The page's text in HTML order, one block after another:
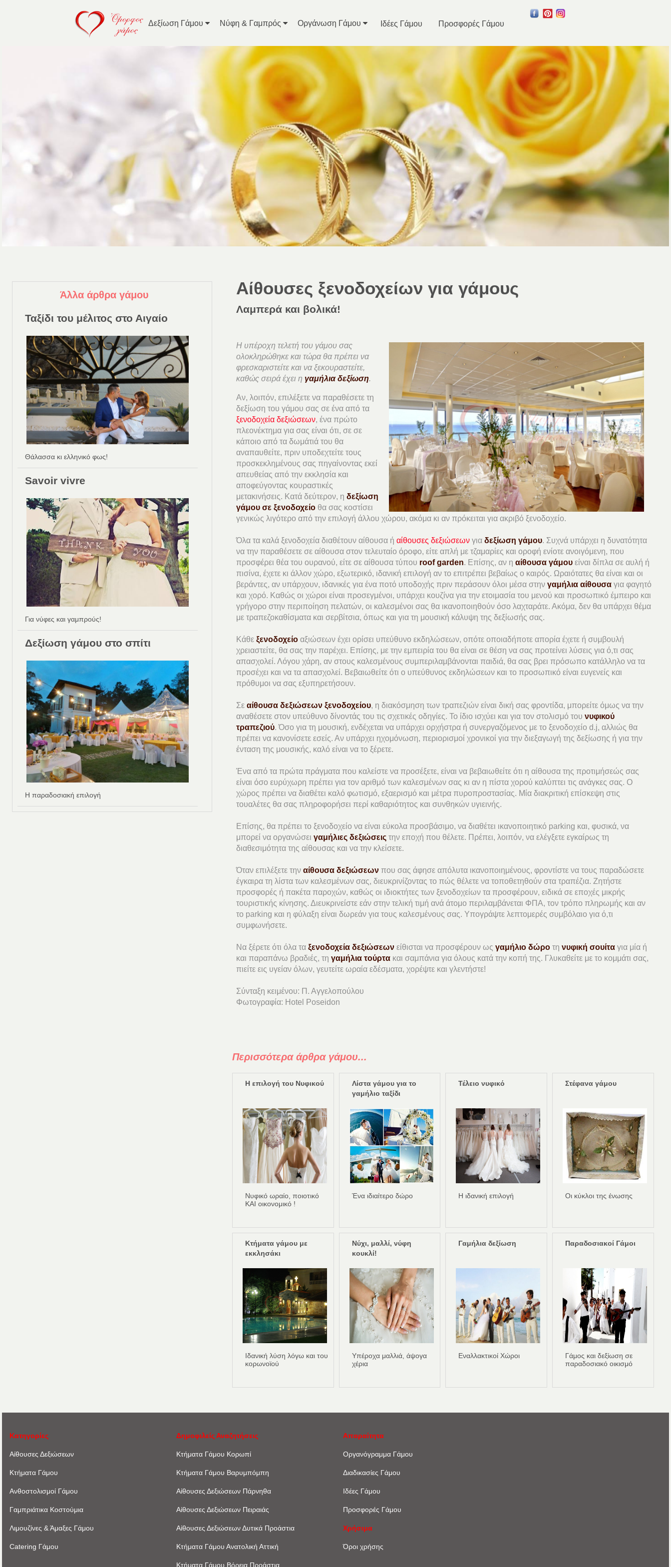
Δεξίωση Γάμου Νύφη & Γαμπρός Οργάνωση Γάμου Ιδέες Γάμου Προσφορές Γάμου
Αίθουσες ξενοδοχείων για γάμους
Λαμπερά και βολικά!
Η υπέροχη τελετή του γάμου σας
ολοκληρώθηκε και τώρα θα πρέπει να
φρεσκαριστείτε και να ξεκουραστείτε,
καθώς σειρά έχει η γαμήλια δεξίωση.
Αν, λοιπόν, επιλέξετε να παραθέσετε τη
δεξίωση του γάμου σας σε ένα από τα
ξενοδοχεία δεξιώσεων, ένα πρώτο
πλεονέκτημα για σας είναι ότι, σε σε
κάποιο από τα δωμάτιά του θα
αναπαυθείτε, πριν υποδεχτείτε τους
προσκεκλημένους σας πηγαίνοντας εκεί
απευθείας από την εκκλησία και
αποφεύγοντας κουραστικές
μετακινήσεις. Κατά δεύτερον, ηδεξίωση
γάμου σε ξενοδοχείο θα σας κοστίσει
γενικώς λιγότερο από την επιλογή άλλου χώρου, ακόμα κι αν πρόκειται για ακριβό ξενοδοχείο.
Όλα τα καλά ξενοδοχεία διαθέτουν αίθουσα ήαίθουσες δεξιώσεων γιαδεξίωση γάμου. Συχνά υπάρχει η δυνατότητα
να την παραθέσετε σε αίθουσα στον τελευταίο όροφο, είτε απλή με τζαμαρίες και οροφή ενίοτε ανοιγόμενη, που
προσφέρει θέα του ουρανού, είτε σε αίθουσα τύπου roof garden. Επίσης, αν ηαίθουσα γάμου είναι δίπλα σε αυλή ή
πισίνα, έχετε κι άλλον χώρο, εξωτερικό, ιδανική επιλογή αν το επιτρέπει βεβαίως ο καιρός. Ωραιότατες θα είναι και οι
βεράντες, αν υπάρχουν, ιδανικές για ένα ποτό υποδοχής πριν περάσουν όλοι μέσα στηνγαμήλια αίθουσα για φαγητό
και χορό. Καθώς οι χώροι είναι προσεγμένοι, υπάρχει κουζίνα για την ετοιμασία του μενού και προσωπικό έμπειρο και
γρήγορο στην περιποίηση πελατών, οι καλεσμένοι σας θα ικανοποιηθούν όσο λαχταράτε. Ακόμα, δεν θα υπάρχει θέμα
με τραπεζοκαθίσματα και σερβίτσια, όπως και για τη μουσική κάλυψη της δεξίωσής σας.
Κάθεξενοδοχείο αξιώσεων έχει ορίσει υπεύθυνο εκδηλώσεων, οπότε οποιαδήποτε απορία έχετε ή συμβουλή
χρειαστείτε, θα σας την παρέχει. Επίσης, με την εμπειρία του θα είναι σε θέση να σας προτείνει λύσεις για ό,τι σας
απασχολεί. Λόγου χάρη, αν στους καλεσμένους συμπεριλαμβάνονται παιδιά, θα σας βρει πρόσωπο κατάλληλο να τα
προσέχει και να τα απασχολεί. Βεβαιωθείτε ότι ο υπεύθυνος εκδηλώσεων και το προσωπικό είναι ευγενείς και
πρόθυμοι να σας εξυπηρετήσουν.
Σεαίθουσα δεξιώσεων ξενοδοχείου, η διακόσμηση των τραπεζιών είναι δική σας φροντίδα, μπορείτε όμως να την
αναθέσετε στον υπεύθυνο δίνοντάς του τις σχετικές οδηγίες. Το ίδιο ισχύει και για τον στολισμό τουνυφικού
τραπεζιού. Όσο για τη μουσική, ενδέχεται να υπάρχει ορχήστρα ή συνεργαζόμενος με το ξενοδοχείο d.j, αλλιώς θα
πρέπει να κανονίσετε εσείς. Αν υπάρχει ηχομόνωση, περιορισμοί χρονικοί για την διεξαγωγή της δεξίωσης ή για την
ένταση της μουσικής, καλό είναι να το ξέρετε.
Ένα από τα πρώτα πράγματα που καλείστε να προσέξετε, είναι να βεβαιωθείτε ότι η αίθουσα της προτιμήσεώς σας
είναι όσο ευρύχωρη πρέπει για τον αριθμό των καλεσμένων σας κι αν η πίστα χορού καλύπτει τις ανάγκες σας. Ο
χώρος πρέπει να διαθέτει καλό φωτισμό, εξαερισμό και μέτρα πυροπροστασίας. Μία διακριτική επίσκεψη στις
τουαλέτες θα σας πληροφορήσει περί καθαριότητος και συνθηκών υγιεινής.
Επίσης, θα πρέπει το ξενοδοχείο να είναι εύκολα προσβάσιμο, να διαθέτει ικανοποιητικό parking και, φυσικά, να
μπορεί να οργανώσειγαμήλιες δεξιώσεις την εποχή που θέλετε. Πρέπει, λοιπόν, να ελέγξετε εγκαίρως τη
διαθεσιμότητα της αίθουσας και να την κλείσετε.
Όταν επιλέξετε τηναίθουσα δεξιώσεων που σας άφησε απόλυτα ικανοποιημένους, φροντίστε να τους παραδώσετε
έγκαιρα τη λίστα των καλεσμένων σας, διευκρινίζοντας το πώς θέλετε να τοποθετηθούν στα τραπέζια. Ζητήστε
προσφορές ή πακέτα παροχών, καθώς οι ιδιοκτήτες των ξενοδοχείων τα προσφέρουν, ειδικά σε εποχές μικρής
τουριστικής κίνησης. Διευκρινείστε εάν στην τελική τιμή ανά άτομο περιλαμβάνεται ΦΠΑ, τον τρόπο πληρωμής και αν
το parking και η φύλαξη είναι δωρεάν για τους καλεσμένους σας. Υπογράψτε λεπτομερές συμβόλαιο για ό,τι
συμφωνήσετε.
Να ξέρετε ότι όλα ταξενοδοχεία δεξιώσεων είθισται να προσφέρουν ωςγαμήλιο δώρο τηνυφική σουίτα για μία ή
και παραπάνω βραδιές, τηγαμήλια τούρτα και σαμπάνια για όλους κατά την κοπή της. Γλυκαθείτε με το κομμάτι σας,
πιείτε εις υγείαν όλων, γευτείτε ωραία εδέσματα, χορέψτε και γλεντήστε!
Σύνταξη κειμένου: Π. Αγγελοπούλου
Φωτογραφία: Hotel Poseidon
Άλλα άρθρα γάμου
Ταξίδι του μέλιτος στο Αιγαίο
Θάλασσα κι ελληνικό φως!
Savoir vivre
Για νύφες και γαμπρούς!
Δεξίωση γάμου στο σπίτι
Η παραδοσιακή επιλογή
Περισσότερα άρθρα γάμου...
Η επιλογή του Νυφικού
Νυφικό ωραίο, ποιοτικό
ΚΑΙ οικονομικό !
Λίστα γάμου για το
γαμήλιο ταξίδι
Ένα ιδιαίτερο δώρο
Τέλειο νυφικό
Η ιδανική επιλογή
Στέφανα γάμου
Οι κύκλοι της ένωσης
Κτήματα γάμου με
εκκλησάκι
Ιδανική λύση λόγω και του
κορωνοϊού
Νύχι, μαλλί, νύφη
κουκλί!
Υπέροχα μαλλιά, άψογα
χέρια
Γαμήλια δεξίωση
Εναλλακτικοί Χώροι
Παραδοσιακοί Γάμοι
Γάμος και δεξίωση σε
παραδοσιακό οικισμό
Κατηγορίες
Αίθουσες Δεξιώσεων
Κτήματα Γάμου
Ανθοστολισμοί Γάμου
Γαμπριάτικα Κοστούμια
Λιμουζίνες & Άμαξες Γάμου
Catering Γάμου
Δημοφιλείς Αναζητήσεις
Κτήματα Γάμου Κορωπί
Κτήματα Γάμου Βαρυμπόμπη
Αίθουσες Δεξιώσεων Πάρνηθα
Αίθουσες Δεξιώσεων Πειραιάς
Αίθουσες Δεξιώσεων Δυτικά Προάστια
Κτήματα Γάμου Ανατολική Αττική
Κτήματα Γάμου Βόρεια Προάστια
Απαραίτητα
Οργανόγραμμα Γάμου
Διαδικασίες Γάμου
Ιδέες Γάμου
Προσφορές Γάμου
Χρήσιμα
Όροι χρήσης